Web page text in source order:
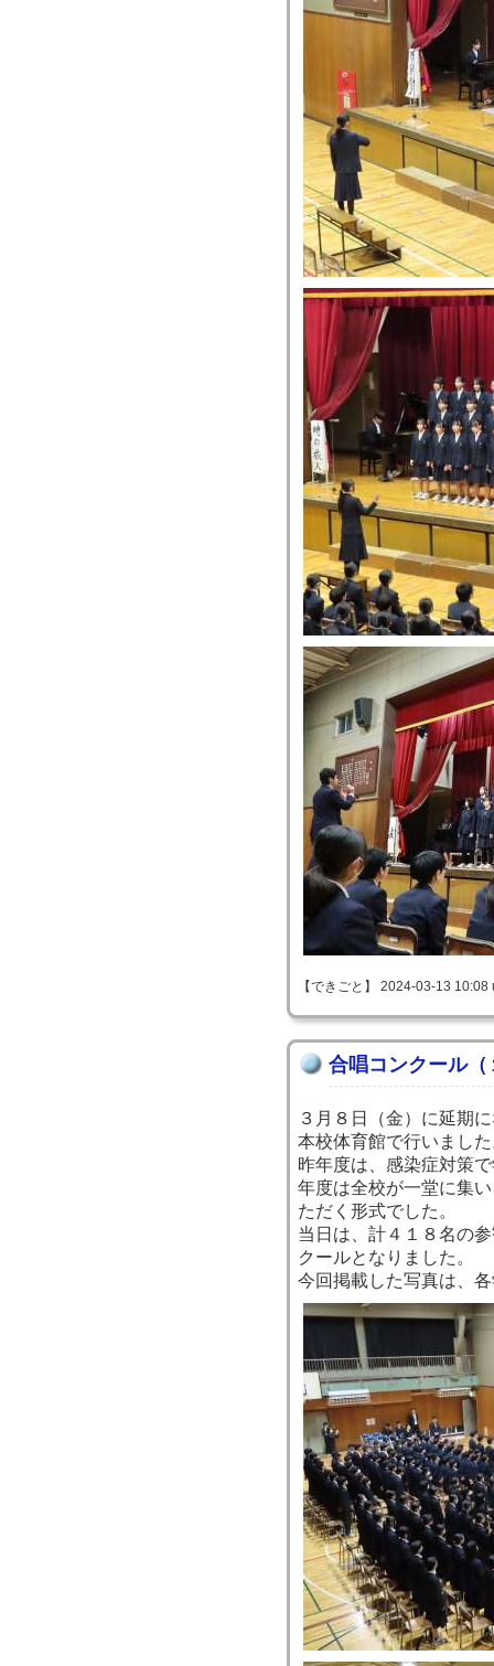
【できごと】 2024-03-13
合唱コンクール（
３月８日（金）に延期
本校体育館で行いまし
昨年度は、感染症対策
年度は全校が一堂に集
ただく形式でした。
当日は、計４１８名の
クールとなりました。
今回掲載した写真は、